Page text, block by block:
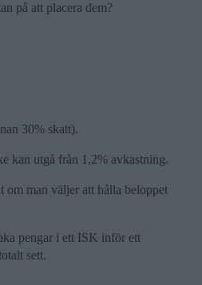
på att placera dem?
30% skatt).
kan utgå från 1,2% avkastning.
om man väljer att hålla beloppet
pengar i ett ISK inför ett
sett.